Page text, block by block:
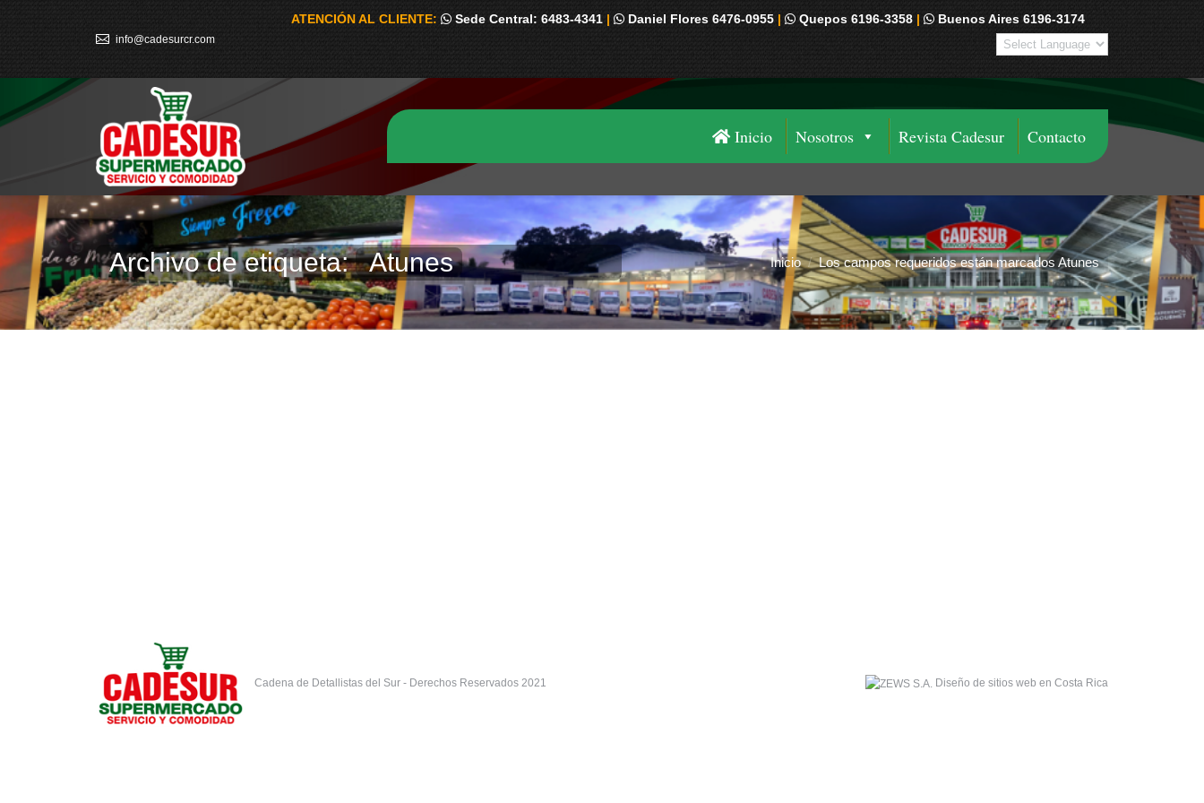
info@cadesurcr.com
ATENCIÓN AL CLIENTE: Sede Central: 6483-4341 | Daniel Flores 6476-0955 | Quepos 6196-3358 | Buenos Aires 6196-3174
Inicio Nosotros Revista Cadesur Contacto
Archivo de etiqueta: Atunes Estás aquí: Inicio Los campos requeridos están marcados Atunes
Cadena de Detallistas del Sur - Derechos Reservados 2021 Diseño de sitios web en Costa Rica